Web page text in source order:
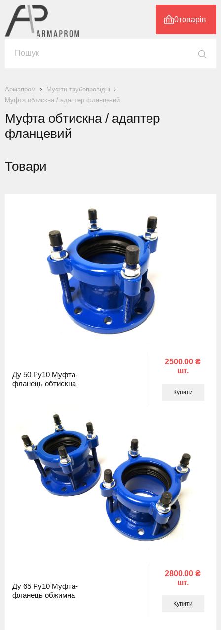
0товарів
Армапром
Муфти трубопровідні
Муфта обтискна / адаптер фланцевий
Муфта обтискна / адаптер
фланцевий
Товари
Ду 50 Ру10 Муфта-
фланець обтискна
2500.00 ₴
шт.
Купити
Ду 65 Ру10 Муфта-
фланець обжимна
2800.00 ₴
шт.
Купити